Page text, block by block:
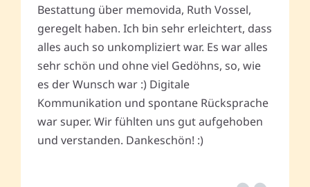
Bestattung über memovida, Ruth Vossel,
geregelt haben. Ich bin sehr erleichtert, dass
alles auch so unkompliziert war. Es war alles
sehr schön und ohne viel Gedöhns, so, wie
es der Wunsch war :) Digitale
Kommunikation und spontane Rücksprache
war super. Wir fühlten uns gut aufgehoben
und verstanden. Dankeschön! :)